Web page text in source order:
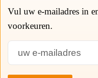
Vul uw e-mailadres in
voorkeuren.